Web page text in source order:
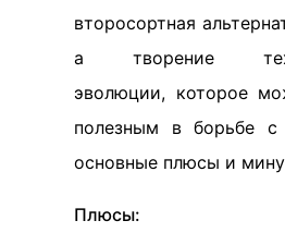
второсортная
а творение
эволюции, которое
полезным в борьбе
основные плюсы и
Плюсы: